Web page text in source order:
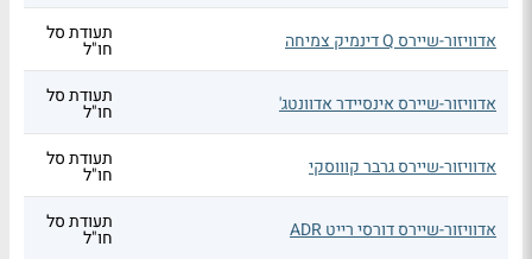
אדוויזור-שיירס Q דינמיק צמיחה תעודת סל
חו"ל
אדוויזור-שיירס אינסיידר אדוונטג' תעודת סל
חו"ל
אדוויזור-שיירס גרבר קוווסקי תעודת סל
חו"ל
אדוויזור-שיירס דורסי רייט ADR תעודת סל
חו"ל